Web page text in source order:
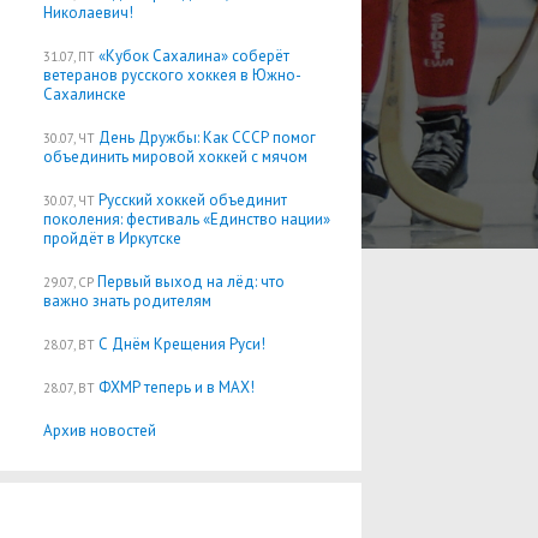
Николаевич!
31.07, ПТ «Кубок Сахалина» соберёт
ветеранов русского хоккея в Южно-
Сахалинске
30.07, ЧТ День Дружбы: Как СССР помог
объединить мировой хоккей с мячом
30.07, ЧТ Русский хоккей объединит
поколения: фестиваль «Единство нации»
пройдёт в Иркутске
29.07, СР Первый выход на лёд: что
важно знать родителям
28.07, ВТ С Днём Крещения Руси!
28.07, ВТ ФХМР теперь и в MAX!
Архив новостей